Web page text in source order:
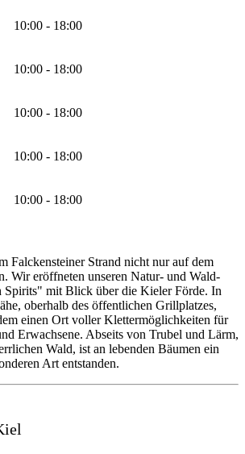
10:00 - 18:00
10:00 - 18:00
10:00 - 18:00
10:00 - 18:00
10:00 - 18:00
Falckensteiner Strand nicht nur auf dem
Wir eröffneten unseren Natur- und Wald-
Spirits" mit Blick über die Kieler Förde. In
oberhalb des öffentlichen Grillplatzes,
einen Ort voller Klettermöglichkeiten für
Erwachsene. Abseits von Trubel und Lärm,
Wald, ist an lebenden Bäumen ein
Art entstanden.